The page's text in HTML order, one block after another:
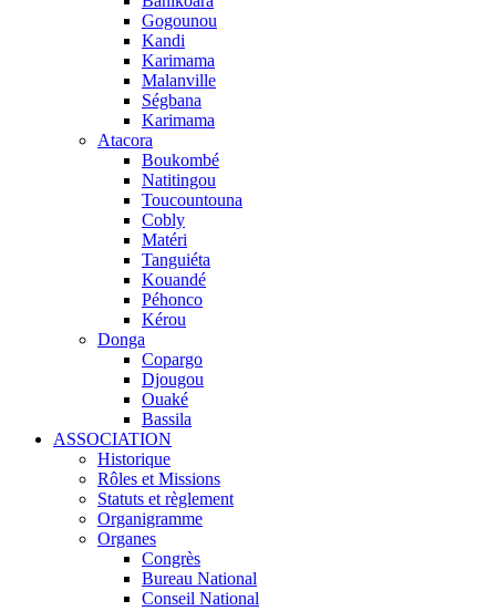
Gogounou
Kandi
Karimama
Malanville
Ségbana
Karimama
Atacora
Boukombé
Natitingou
Toucountouna
Cobly
Matéri
Tanguiéta
Kouandé
Péhonco
Kérou
Donga
Copargo
Djougou
Ouaké
Bassila
ASSOCIATION
Historique
Rôles et Missions
Statuts et règlement
Organigramme
Organes
Congrès
Bureau National
Conseil National